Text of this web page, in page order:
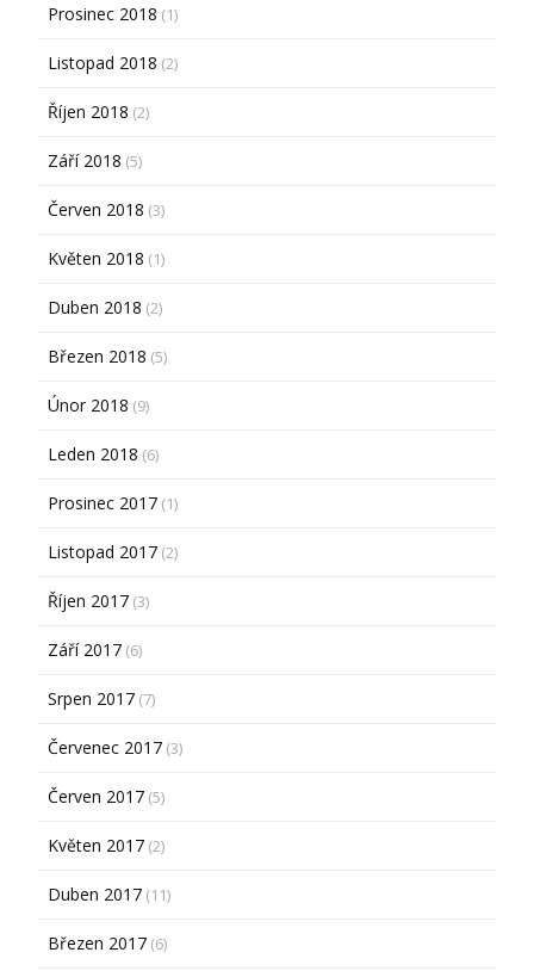
Prosinec 2018 (1)
Listopad 2018 (2)
Říjen 2018 (2)
Září 2018 (5)
Červen 2018 (3)
Květen 2018 (1)
Duben 2018 (2)
Březen 2018 (5)
Únor 2018 (9)
Leden 2018 (6)
Prosinec 2017 (1)
Listopad 2017 (2)
Říjen 2017 (3)
Září 2017 (6)
Srpen 2017 (7)
Červenec 2017 (3)
Červen 2017 (5)
Květen 2017 (2)
Duben 2017 (11)
Březen 2017 (6)